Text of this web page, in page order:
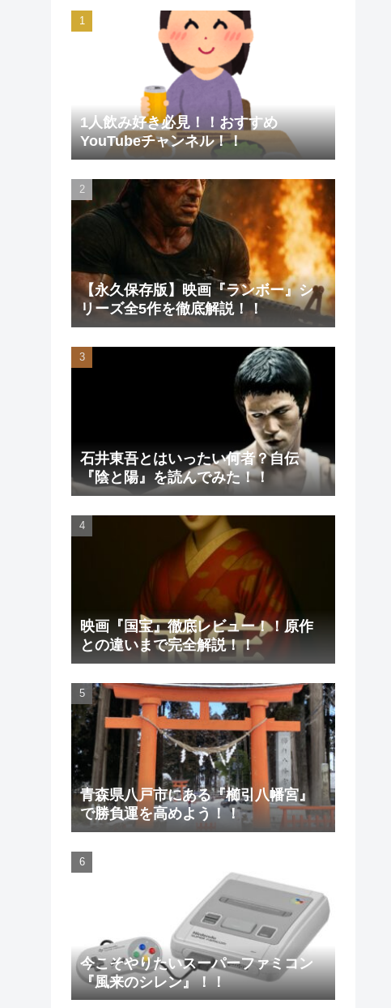
1人飲み好き必見！！おすすめ
YouTubeチャンネル！！
【永久保存版】映画『ランボー』シ
リーズ全5作を徹底解説！！
石井東吾とはいったい何者？自伝
『陰と陽』を読んでみた！！
映画『国宝』徹底レビュー！！原作
との違いまで完全解説！！
青森県八戸市にある『櫛引八幡宮』
で勝負運を高めよう！！
今こそやりたいスーパーファミコン
『風来のシレン』！！